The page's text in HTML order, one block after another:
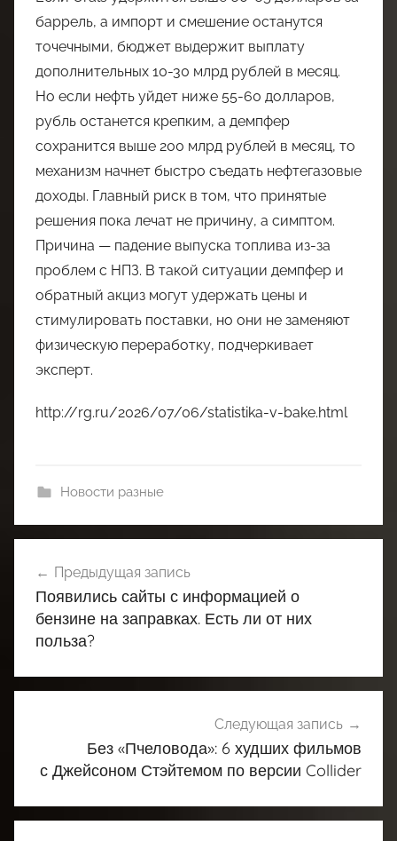
баррель, а импорт и смешение останутся
точечными, бюджет выдержит выплату
дополнительных 10-30 млрд рублей в месяц.
Но если нефть уйдет ниже 55-60 долларов,
рубль останется крепким, а демпфер
сохранится выше 200 млрд рублей в месяц, то
механизм начнет быстро съедать нефтегазовые
доходы. Главный риск в том, что принятые
решения пока лечат не причину, а симптом.
Причина — падение выпуска топлива из-за
проблем с НПЗ. В такой ситуации демпфер и
обратный акциз могут удержать цены и
стимулировать поставки, но они не заменяют
физическую переработку, подчеркивает
эксперт.
http://rg.ru/2026/07/06/statistika-v-bake.html
Новости разные
по
записям
Предыдущая запись
Появились сайты с информацией о
бензине на заправках. Есть ли от них
польза?
Следующая запись
Без «Пчеловода»: 6 худших фильмов
с Джейсоном Стэйтемом по версии Collider